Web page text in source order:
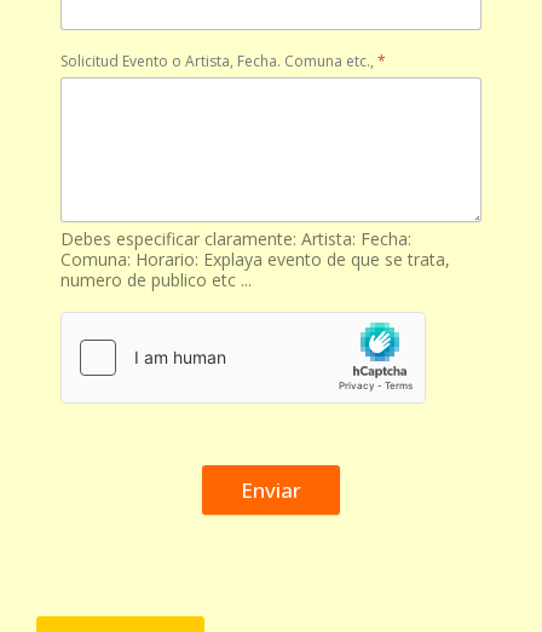
Solicitud Evento o Artista, Fecha. Comuna etc., *
Debes especificar claramente: Artista: Fecha:
Comuna: Horario: Explaya evento de que se trata,
numero de publico etc ...
Enviar